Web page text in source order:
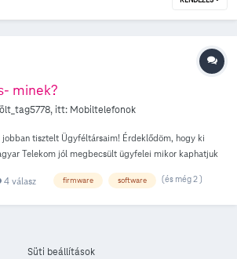
minek?
, itt: Mobiltelefonok
tisztelt Ügyféltársaim! Érdeklődöm, hogy ki
Telekom jól megbecsült ügyfelei mikor kaphatjuk
és még ki tudja kinek nem járó telefon firmware
ha elmondja.. addig is Tisztelettel: Hujder
4 válasz firmware software (és még 2 )
Süti beállítások